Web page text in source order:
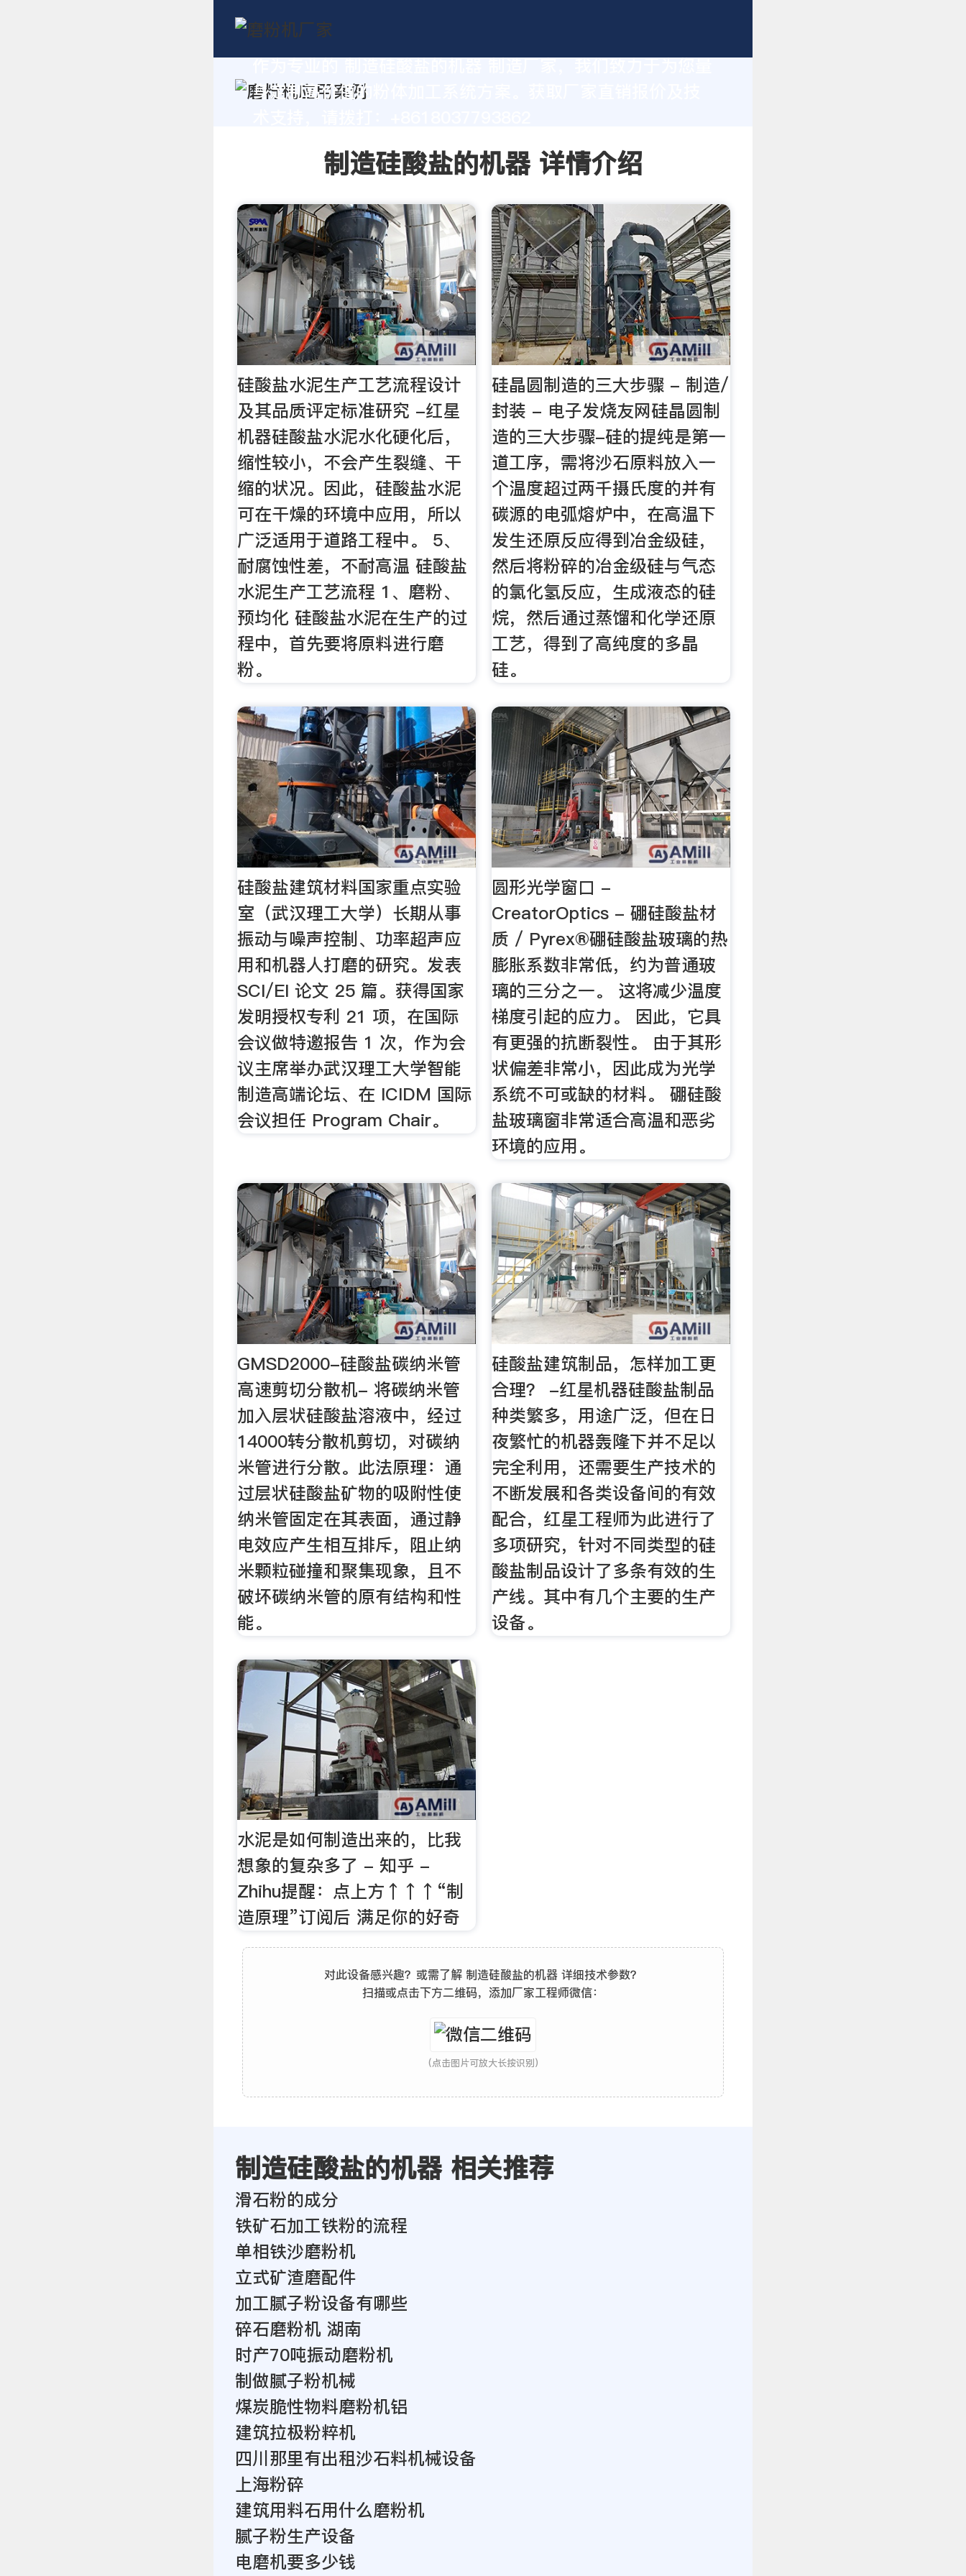
身定制高价值的粉体加工系统方案。获取厂家直销报价及技
制造硅酸盐的机器 详情介绍
硅酸盐水泥生产工艺流程设计
及其品质评定标准研究 -红星
机器硅酸盐水泥水化硬化后，
缩性较小，不会产生裂缝、干
缩的状况。因此，硅酸盐水泥
可在干燥的环境中应用，所以
广泛适用于道路工程中。 5、
耐腐蚀性差，不耐高温 硅酸盐
水泥生产工艺流程 1、磨粉、
预均化 硅酸盐水泥在生产的过
程中，首先要将原料进行磨
粉。
硅晶圆制造的三大步骤 - 制造/
封装 - 电子发烧友网硅晶圆制
造的三大步骤-硅的提纯是第一
道工序，需将沙石原料放入一
个温度超过两千摄氏度的并有
碳源的电弧熔炉中，在高温下
发生还原反应得到冶金级硅，
然后将粉碎的冶金级硅与气态
的氯化氢反应，生成液态的硅
烷，然后通过蒸馏和化学还原
工艺，得到了高纯度的多晶
硅。
硅酸盐建筑材料国家重点实验
室（武汉理工大学）长期从事
振动与噪声控制、功率超声应
用和机器人打磨的研究。发表
SCI/EI 论文 25 篇。获得国家
发明授权专利 21 项，在国际
会议做特邀报告 1 次，作为会
议主席举办武汉理工大学智能
制造高端论坛、在 ICIDM 国际
会议担任 Program Chair。
圆形光学窗口 -
CreatorOptics - 硼硅酸盐材
质 / Pyrex®硼硅酸盐玻璃的热
膨胀系数非常低，约为普通玻
璃的三分之一。 这将减少温度
梯度引起的应力。 因此，它具
有更强的抗断裂性。 由于其形
状偏差非常小，因此成为光学
系统不可或缺的材料。 硼硅酸
盐玻璃窗非常适合高温和恶劣
环境的应用。
GMSD2000-硅酸盐碳纳米管
高速剪切分散机- 将碳纳米管
加入层状硅酸盐溶液中，经过
14000转分散机剪切，对碳纳
米管进行分散。此法原理：通
过层状硅酸盐矿物的吸附性使
纳米管固定在其表面，通过静
电效应产生相互排斥，阻止纳
米颗粒碰撞和聚集现象，且不
破坏碳纳米管的原有结构和性
能。
硅酸盐建筑制品，怎样加工更
合理？ -红星机器硅酸盐制品
种类繁多，用途广泛，但在日
夜繁忙的机器轰隆下并不足以
完全利用，还需要生产技术的
不断发展和各类设备间的有效
配合，红星工程师为此进行了
多项研究，针对不同类型的硅
酸盐制品设计了多条有效的生
产线。其中有几个主要的生产
设备。
水泥是如何制造出来的，比我
想象的复杂多了 - 知乎 -
Zhihu提醒：点上方↑↑↑“制
造原理”订阅后 满足你的好奇
对此设备感兴趣？或需了解 制造硅酸盐的机器 详细技术参数？
扫描或点击下方二维码，添加厂家工程师微信：
(点击图片可放大长按识别)
制造硅酸盐的机器 相关推荐
滑石粉的成分
铁矿石加工铁粉的流程
单相铁沙磨粉机
立式矿渣磨配件
加工腻子粉设备有哪些
碎石磨粉机 湖南
时产70吨振动磨粉机
制做腻子粉机械
煤炭脆性物料磨粉机铝
建筑拉极粉粹机
四川那里有出租沙石料机械设备
上海粉碎
建筑用料石用什么磨粉机
腻子粉生产设备
电磨机要多少钱